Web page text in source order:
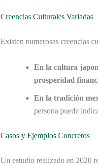
Creencias Culturales Variadas
Existen numerosas creencias
En la cultura
prosperidad
En la tradición
persona puede
Casos y Ejemplos Concretos
Un estudio realizado en 2020